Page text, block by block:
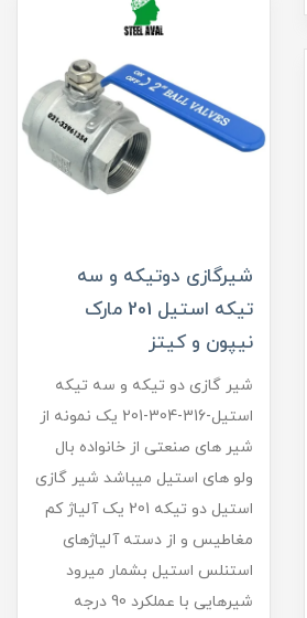
شیرگازی دوتیکه و سه
تیکه استیل 201 مارک
نیپون و کیتز
شیر گازی دو تیکه و سه تیکه
استیل-316-304-201 یک نمونه از
شیر های صنعتی از خانواده بال
ولو های استیل میباشد شیر گازی
استیل دو تیکه 201 یک آلیاژ کم
مغاطیس و از دسته آلیاژهای
استنلس استیل بشمار میرود
شیرهایی با عملکرد 90 درجه